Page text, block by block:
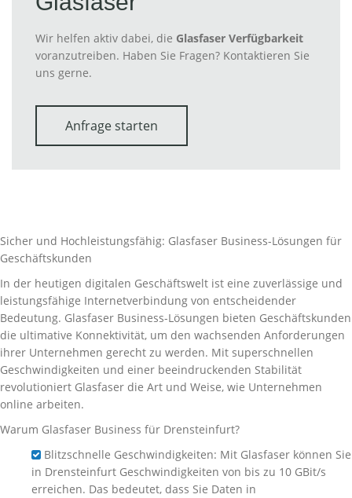
Wir helfen aktiv dabei, die Glasfaser Verfügbarkeit
voranzutreiben. Haben Sie Fragen? Kontaktieren Sie
uns gerne.
Anfrage starten
Sicher und Hochleistungsfähig: Glasfaser Business-Lösungen für
Geschäftskunden
In der heutigen digitalen Geschäftswelt ist eine zuverlässige und
leistungsfähige Internetverbindung von entscheidender
Bedeutung. Glasfaser Business-Lösungen bieten Geschäftskunden
die ultimative Konnektivität, um den wachsenden Anforderungen
ihrer Unternehmen gerecht zu werden. Mit superschnellen
Geschwindigkeiten und einer beeindruckenden Stabilität
revolutioniert Glasfaser die Art und Weise, wie Unternehmen
online arbeiten.
Warum Glasfaser Business für Drensteinfurt?
Blitzschnelle Geschwindigkeiten: Mit Glasfaser können Sie
in Drensteinfurt Geschwindigkeiten von bis zu 10 GBit/s
erreichen. Das bedeutet, dass Sie Daten in